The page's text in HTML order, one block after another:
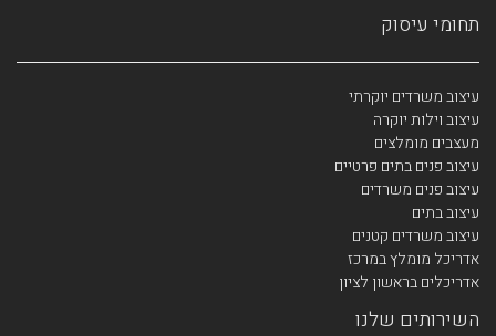
תחומי עיסוק
עיצוב משרדים יוקרתי
עיצוב וילות יוקרה
מעצבים מומלצים
עיצוב פנים בתים פרטיים
עיצוב פנים משרדים
עיצוב בתים
עיצוב משרדים קטנים
אדריכל מומלץ במרכז
אדריכלים בראשון לציון
השירותים שלנו